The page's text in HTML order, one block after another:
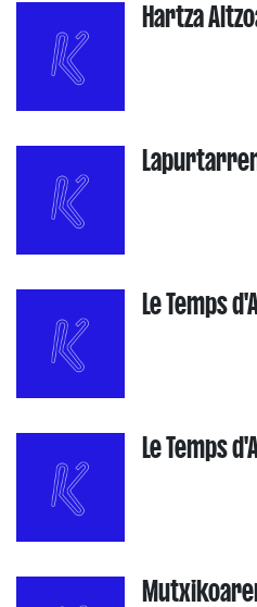
Hartza
Le Temps
Le Temps